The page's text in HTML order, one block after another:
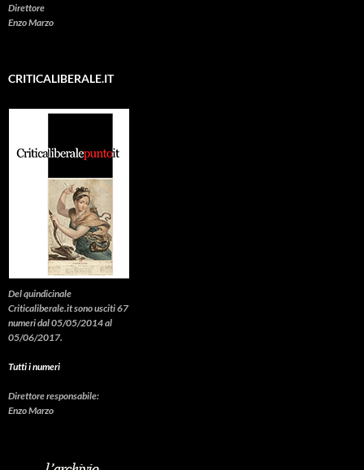
Direttore
Enzo Marzo
CRITICALIBERALE.IT
Del quindicinale
Criticaliberale.it sono usciti 67
numeri dal 05/05/2014 al
05/06/2017.
Tutti i numeri
Direttore responsabile:
Enzo Marzo